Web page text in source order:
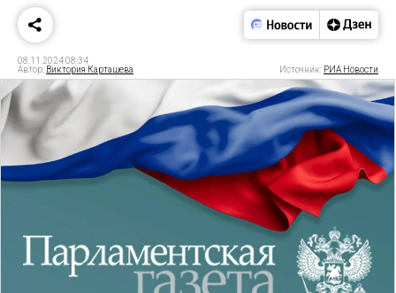
08.11.2024 08:34
Автор: Виктория Карташева Источник: РИА Новости